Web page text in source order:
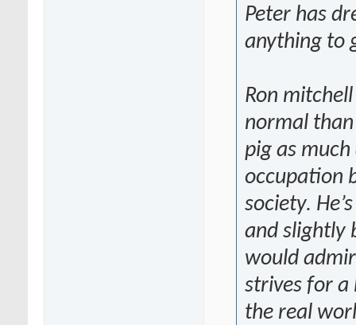
Peter has
anything to
Ron
normal than
pig as
occupation
society.
and slightly
would
strives for a
the real